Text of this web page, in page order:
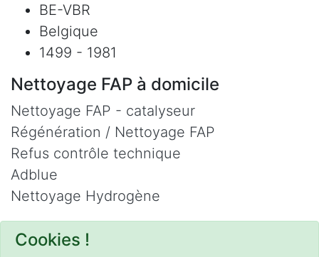
Cookies !
BE-VBR
Belgique
1499 - 1981
Nettoyage FAP à domicile
Nettoyage FAP - catalyseur
Régénération / Nettoyage FAP
Refus contrôle technique
Adblue
Nettoyage Hydrogène
Contact